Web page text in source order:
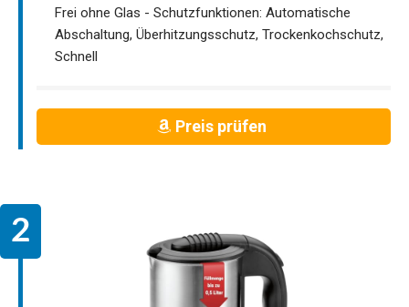
Frei ohne Glas - Schutzfunktionen: Automatische
Abschaltung, Überhitzungsschutz, Trockenkochschutz,
Schnell
Preis prüfen